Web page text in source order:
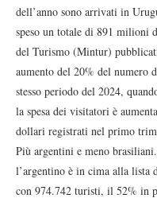
dell’anno sono arrivati in
speso un totale di 891 milioni
del Turismo (Mintur)
aumento del 20% del numero
stesso periodo del 2024,
la spesa dei visitatori è
dollari registrati nel primo
Più argentini e meno
l’argentino è in cima alla lista
con 974.742 turisti, il 52% in